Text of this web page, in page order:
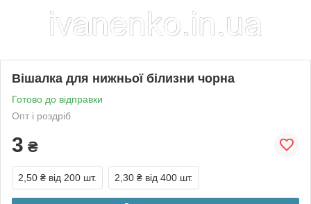
Вішалка для нижньої білизни чорна
Готово до відправки
Опт і роздріб
3 ₴
2,50 ₴ від 200 шт. 2,30 ₴ від 400 шт.